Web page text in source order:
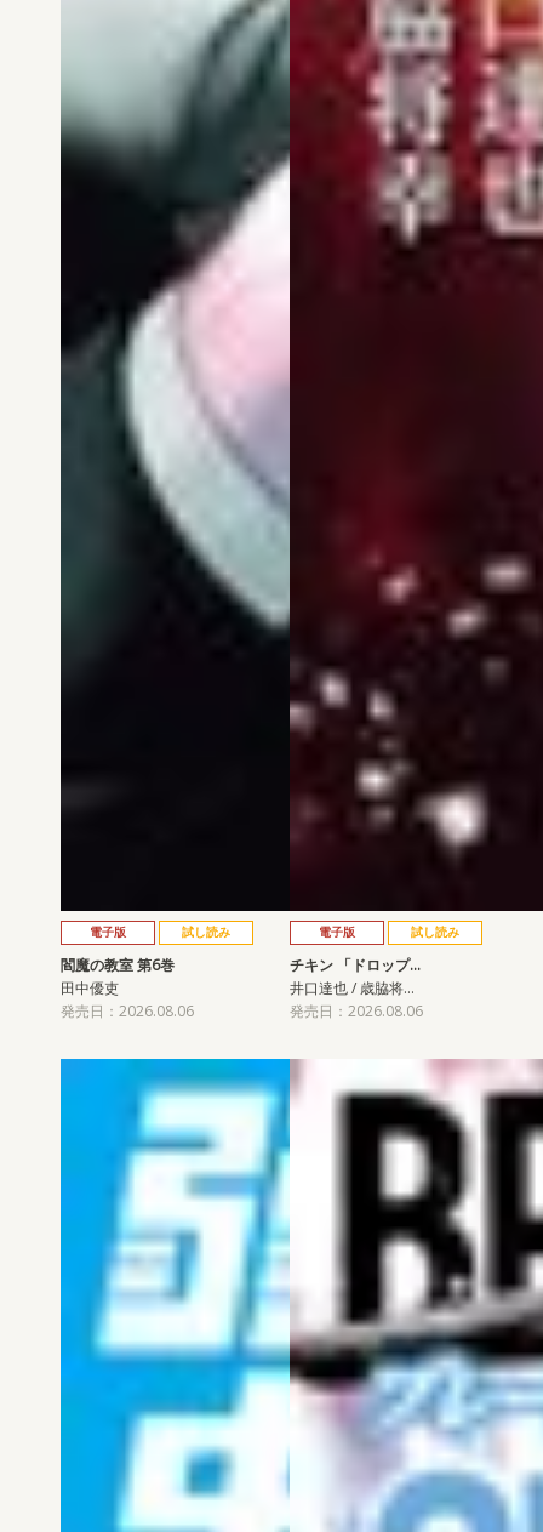
電子版 試し読み
閻魔の教室 第6巻
田中優吏
発売日：2026.08.06
電子版 試し読み
チキン 「ドロップ…
井口達也 / 歳脇将…
発売日：2026.08.06